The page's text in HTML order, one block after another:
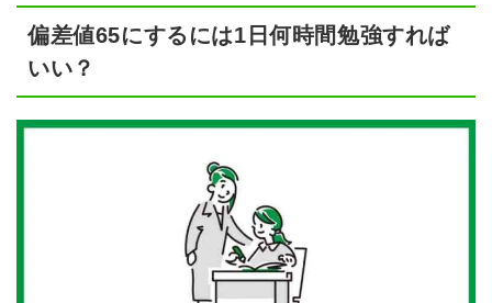
偏差値65にするには1日何時間勉強すれば
いい？